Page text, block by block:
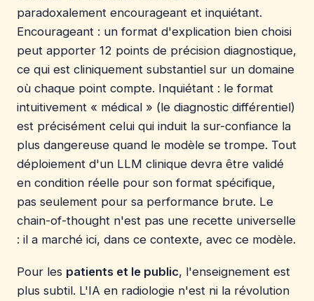
paradoxalement encourageant et inquiétant.
Encourageant : un format d'explication bien choisi
peut apporter 12 points de précision diagnostique,
ce qui est cliniquement substantiel sur un domaine
où chaque point compte. Inquiétant : le format
intuitivement « médical » (le diagnostic différentiel)
est précisément celui qui induit la sur-confiance la
plus dangereuse quand le modèle se trompe. Tout
déploiement d'un LLM clinique devra être validé
en condition réelle pour son format spécifique,
pas seulement pour sa performance brute. Le
chain-of-thought n'est pas une recette universelle
: il a marché ici, dans ce contexte, avec ce modèle.
Pour les patients et le public, l'enseignement est
plus subtil. L'IA en radiologie n'est ni la révolution